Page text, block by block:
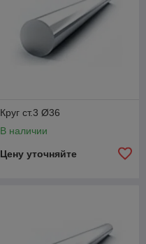
Круг ст.3 Ø36
В наличии
Цену уточняйте